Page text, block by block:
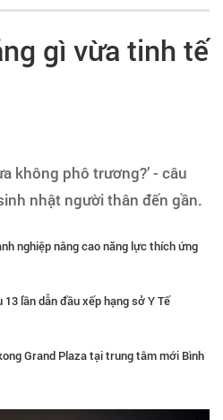
gì vừa tinh tế
không phô trương?’ - câu
nhật người thân đến gần.
nghiệp nâng cao năng lực thích ứng
lần dẫn đầu xếp hạng sở Y Tế
Grand Plaza tại trung tâm mới Bình